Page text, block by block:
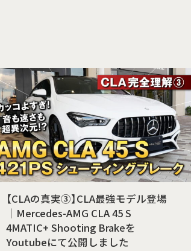
【CLAの真実③】CLA最強モデル登場
｜Mercedes-AMG CLA 45 S
4MATIC+ Shooting Brakeを
Youtubeにて公開しました